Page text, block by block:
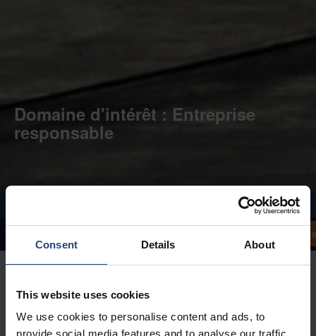
Consent Details About
This website uses cookies
We use cookies to personalise content and ads, to
provide social media features and to analyse our traffic.
Domaine d'intérêt : Entreprise
responsable